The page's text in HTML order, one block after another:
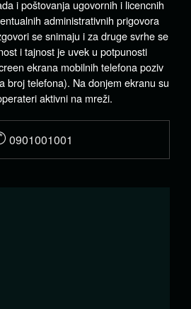
i poštovanja ugovornih i licencnih
administrativnih prigovora
se snimaju i za druge svrhe se
i tajnost je uvek u potpunosti
ekrana mobilnih telefona poziv
broj telefona). Na donjem ekranu su
aktivni na mreži.
0901001001